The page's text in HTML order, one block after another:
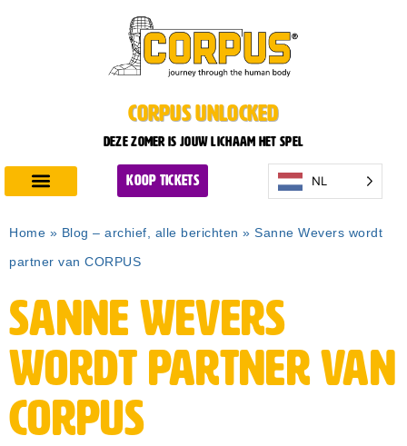
CORPUS UNLOCKED
Deze zomer is jouw lichaam het spel
KOOP TICKETS NL
Home » Blog – archief, alle berichten » Sanne Wevers wordt
partner van CORPUS
Sanne Wevers
wordt partner van
CORPUS